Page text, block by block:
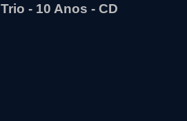
- 10 Anos - CD